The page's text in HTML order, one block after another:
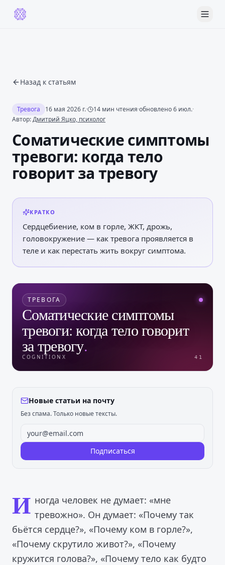
Назад к статьям
Тревога 16 мая 2026 г.· 14 мин чтения·обновлено6 июл.·
Автор:Дмитрий Яцко, психолог
Соматические симптомы
тревоги: когда тело
говорит за тревогу
КРАТКО
Сердцебиение, ком в горле, ЖКТ, дрожь,
головокружение — как тревога проявляется в
теле и как перестать жить вокруг симптома.
ТРЕВОГА
Соматические симптомы
тревоги: когда тело говорит
за тревогу.
COGNITIONX 41
Новые статьи на почту
Без спама. Только новые тексты.
Подписаться
И ногда человек не думает: «мне
тревожно». Он думает: «Почему так
бьётся сердце?», «Почему ком в горле?»,
«Почему скрутило живот?», «Почему
кружится голова?», «Почему тело как будто